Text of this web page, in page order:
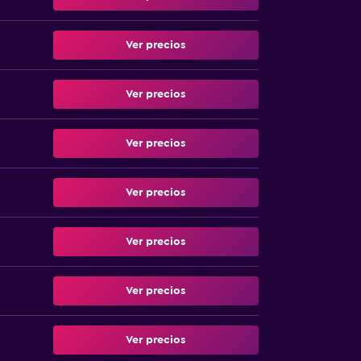
Ver precios
Ver precios
Ver precios
Ver precios
Ver precios
Ver precios
Ver precios